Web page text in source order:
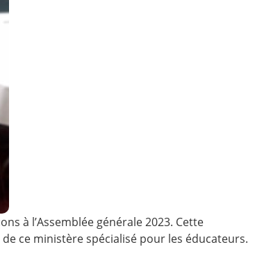
à l’Assemblée générale 2023. Cette
ce ministère spécialisé pour les éducateurs.